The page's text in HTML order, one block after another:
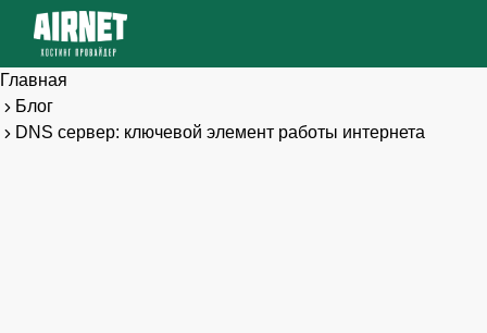
Главная
Блог
DNS сервер: ключевой элемент работы интернета